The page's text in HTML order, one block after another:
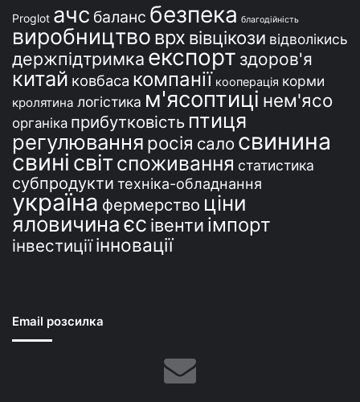
Proglot ачс баланс безпека благодійність
виробництво врх вівцікози відволікись
держпідтримка експорт здоров'я
китай ковбаса компанії кооперація корми
кролятина логістика м'ясоптиці нем'ясо
органіка прибутковість птиця
регулювання росія сало свинина
свині світспоживання статистика
субпродукти техніка-обладнання
україна фермерство ціни
яловичинаєс івенти імпорт
інвестиції інновації
Email розсилка